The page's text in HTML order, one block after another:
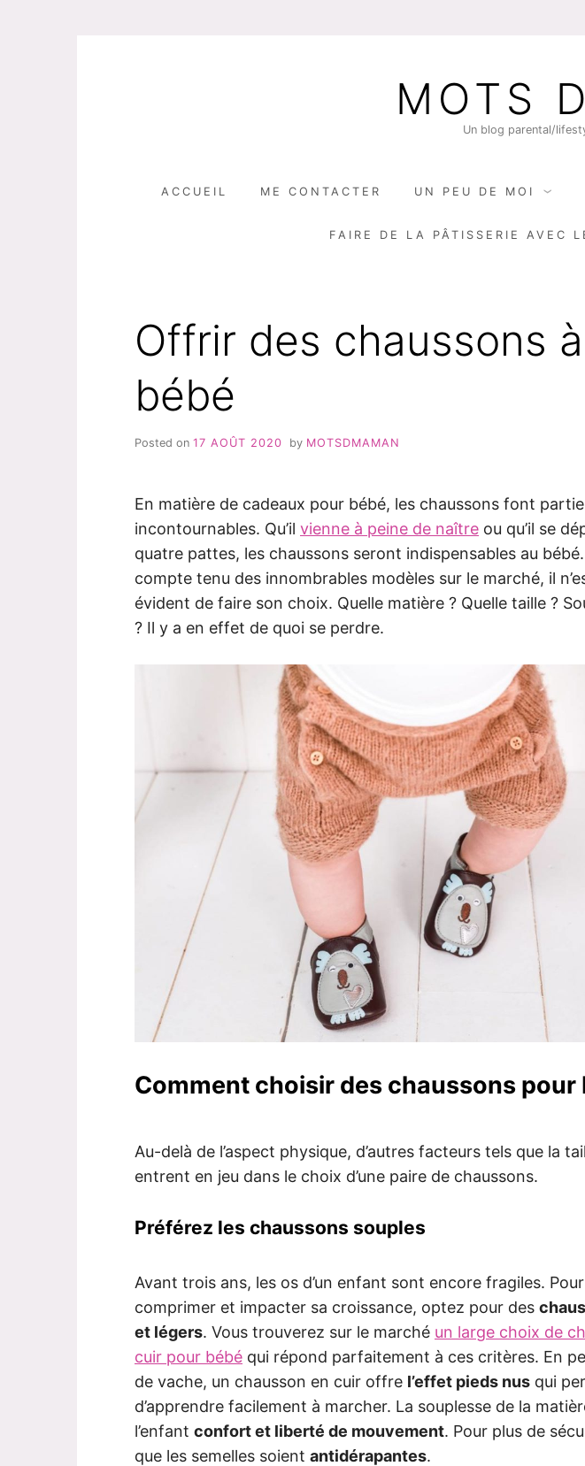
MOTS
Un blog parental/
ACCUEIL ME CONTACTER UN PEU DE MOI
FAIRE DE LA PÂTISSERIE AVEC
Offrir des chaussons
bébé
Posted on 17 AOÛT 2020 by MOTSDMAMAN
En matière de cadeaux pour bébé, les chaussons font
incontournables. Qu’il vienne à peine de naître ou qu’il se
quatre pattes, les chaussons seront indispensables au
compte tenu des innombrables modèles sur le marché, il
évident de faire son choix. Quelle matière ? Quelle taille ?
? Il y a en effet de quoi se perdre.
Comment choisir des chaussons pour
Au-delà de l’aspect physique, d’autres facteurs tels que la
entrent en jeu dans le choix d’une paire de chaussons.
Préférez les chaussons souples
Avant trois ans, les os d’un enfant sont encore fragiles.
comprimer et impacter sa croissance, optez pour des
et légers. Vous trouverez sur le marché un large choix de
cuir pour bébé qui répond parfaitement à ces critères. En
de vache, un chausson en cuir offre l’effet pieds nus qui
d’apprendre facilement à marcher. La souplesse de la
l’enfant confort et liberté de mouvement. Pour plus de
que les semelles soient antidérapantes.